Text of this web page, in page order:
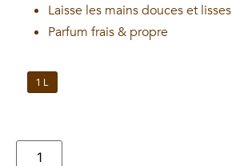
Laisse les mains douces et lisses
Parfum frais & propre
1 L